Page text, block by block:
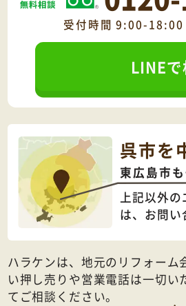
受付時間 9:00-
LINE
呉市を
東広島市
上記以外の
は、 お問い
ハラケンは、地元のリフォーム
い押し売りや営業電話は一切い
てご相談ください。